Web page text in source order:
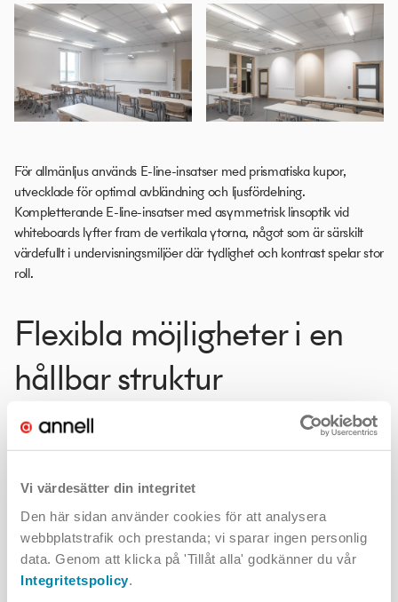
Vi värdesätter din integritet
Den här sidan använder cookies för att analysera
webbplatstrafik och prestanda; vi sparar ingen personlig
data. Genom att klicka på 'Tillåt alla' godkänner du vår
Integritetspolicy.
För allmänljus används E-line-insatser med prismatiska kupor,
utvecklade för optimal avbländning och ljusfördelning.
Kompletterande E-line-insatser med asymmetrisk linsoptik vid
whiteboards lyfter fram de vertikala ytorna, något som är särskilt
värdefullt i undervisningsmiljöer där tydlighet och kontrast spelar stor
roll.
Flexibla möjligheter i en
hållbar struktur
E-line-kanalen möjliggör också att andra armaturtyper kan
integreras, som till exempel spotlightinsatser för riktat ljus. Det ger
en framtidssäker lösning där funktion, estetik och teknik samverkar